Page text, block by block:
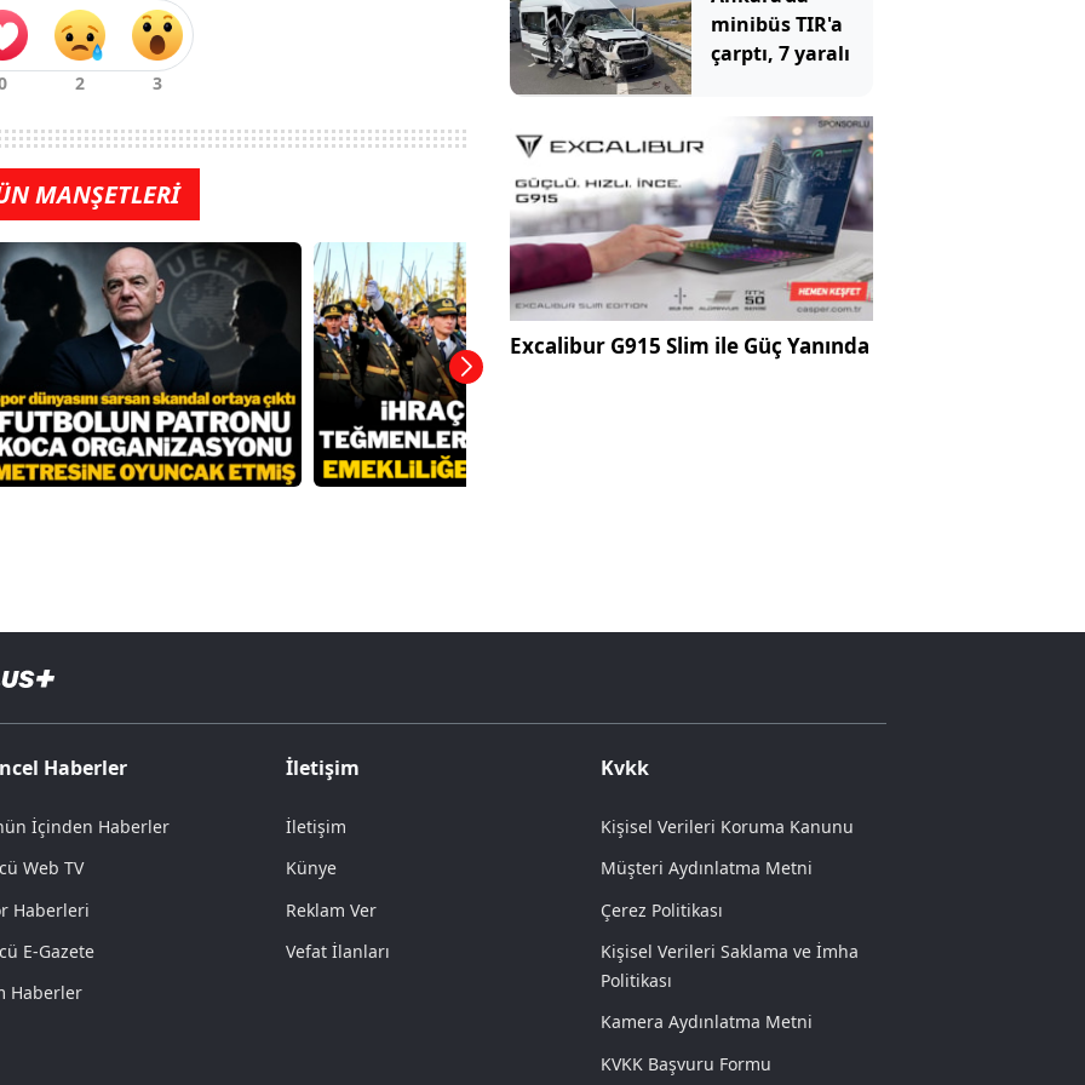
MANŞETLERİ
minibüs TIR'a
çarptı, 7 yaralı
Excalibur G915 Slim ile Güç Yanında
Haberler
İçinden Haberler
Web TV
Haberleri
E-Gazete
Haberler
İletişim
İletişim
Künye
Reklam Ver
Vefat İlanları
Kvkk
Kişisel Verileri Koruma Kanunu
Müşteri Aydınlatma Metni
Çerez Politikası
Kişisel Verileri Saklama ve İmha
Politikası
Kamera Aydınlatma Metni
KVKK Başvuru Formu